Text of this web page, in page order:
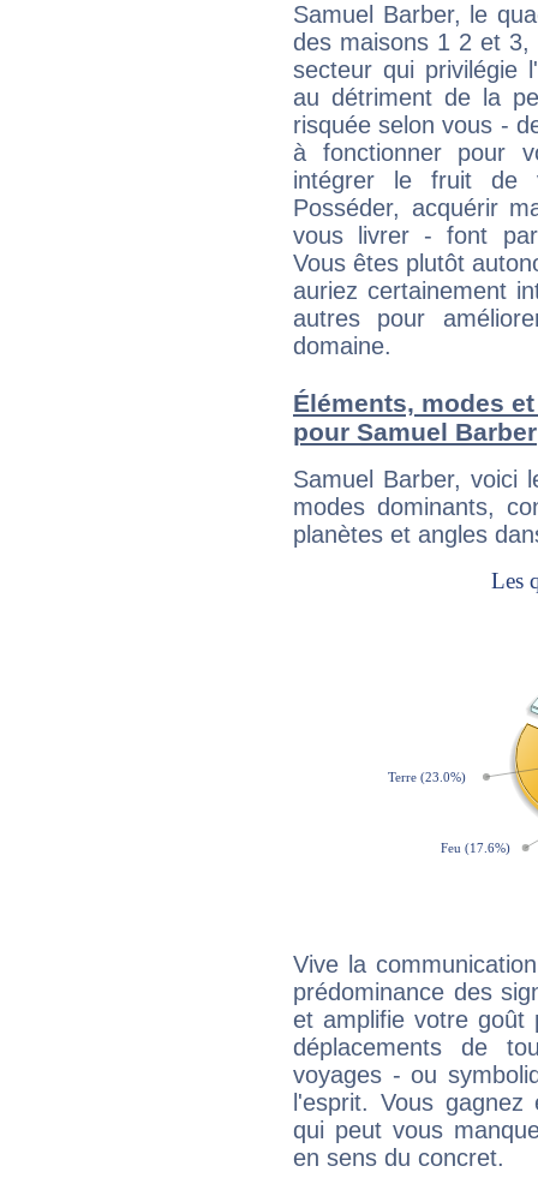
Samuel Barber, le
des maisons 1 2 et
secteur qui privilégie
au détriment de la
risquée selon vous -
à fonctionner pour
intégrer le fruit de
Posséder, acquérir
vous livrer - font
Vous êtes plutôt
auriez certainement
autres pour
domaine.
Éléments, modes
pour Samuel Barber
Samuel Barber, voici
modes dominants,
planètes et angles
Vive la
prédominance des
et amplifie votre goût
déplacements de
voyages - ou
l'esprit. Vous
qui peut vous
en sens du concret.